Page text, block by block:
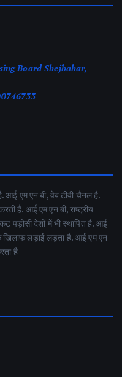
Board Shejbahar,
आई एम एन बी, वेब टीवी चैनल है.
है. आई एम एन बी, राष्ट्रीय
पड़ोसी देशों में भी स्थापित है. आई
खिलाफ लड़ाई लड़ता है. आई एम एन
है